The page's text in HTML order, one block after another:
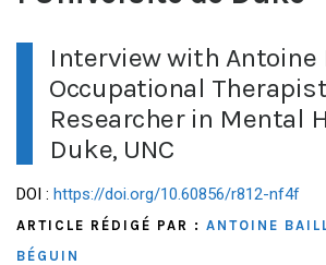
Interview with Antoine
Occupational
Researcher in Mental
Duke, UNC
DOI : https://doi.org/10.60856/r812-nf4f
ARTICLE RÉDIGÉ PAR : ANTOINE
BÉGUIN